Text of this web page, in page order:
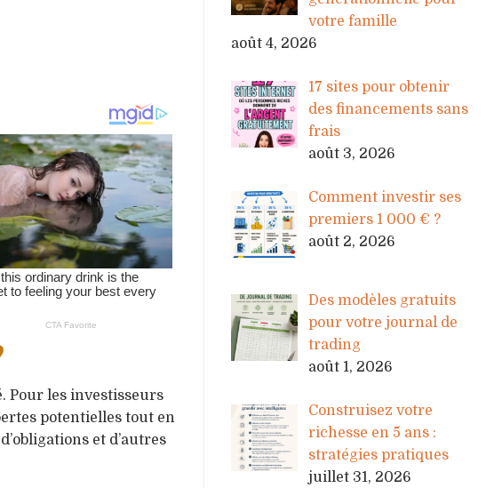
Pour les investisseurs
potentielles tout en
et d’autres
votre famille
août 4, 2026
17 sites pour obtenir
des financements sans
frais
août 3, 2026
Comment investir ses
premiers 1 000 € ?
août 2, 2026
Des modèles gratuits
pour votre journal de
trading
août 1, 2026
Construisez votre
richesse en 5 ans :
stratégies pratiques
juillet 31, 2026